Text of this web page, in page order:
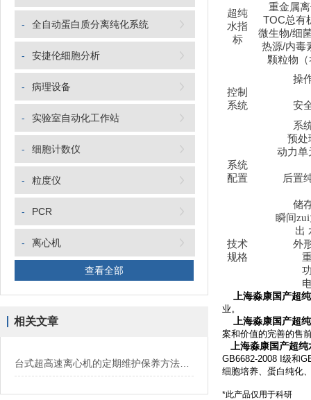
- 全自动蛋白质分离纯化系统
- 安捷伦细胞分析
- 病理设备
- 实验室自动化工作站
- 细胞计数仪
- 粒度仪
- PCR
- 离心机
查看全部
相关文章
超纯
水指
标
重金属
TOC总有
微生物/细
热源/内毒
颗粒物（
控制
系统
操
安
系
系统
配置
预处
动力单
后置
储
技术
规格
瞬间
出
外
上海淼康国产超
业。
上海淼康国产超
案和价值的完善的售
上海淼康国产超
GB6682-2008 I级和
细胞培养、蛋白纯化
*此产品仅用于科研